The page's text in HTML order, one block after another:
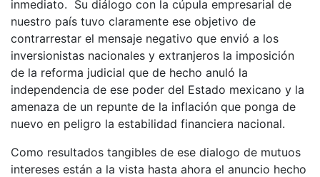
inmediato. Su diálogo con la cúpula empresarial de
nuestro país tuvo claramente ese objetivo de
contrarrestar el mensaje negativo que envió a los
inversionistas nacionales y extranjeros la imposición
de la reforma judicial que de hecho anuló la
independencia de ese poder del Estado mexicano y la
amenaza de un repunte de la inflación que ponga de
nuevo en peligro la estabilidad financiera nacional.
Como resultados tangibles de ese dialogo de mutuos
intereses están a la vista hasta ahora el anuncio hecho